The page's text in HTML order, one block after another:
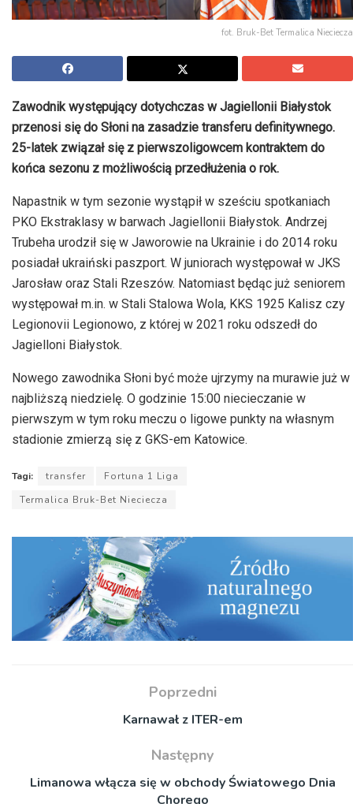
fot. Bruk-Bet Termalica Nieciecza
Zawodnik występujący dotychczas w Jagiellonii Białystok
przenosi się do Słoni na zasadzie transferu definitywnego.
25-latek związał się z pierwszoligowcem kontraktem do
końca sezonu z możliwością przedłużenia o rok.
Napastnik w tym sezonie wystąpił w sześciu spotkaniach
PKO Ekstraklasy w barwach Jagiellonii Białystok. Andrzej
Trubeha urodził się w Jaworowie na Ukrainie i do 2014 roku
posiadał ukraiński paszport. W juniorach występował w JKS
Jarosław oraz Stali Rzeszów. Natomiast będąc już seniorem
występował m.in. w Stali Stalowa Wola, KKS 1925 Kalisz czy
Legionovii Legionowo, z której w 2021 roku odszedł do
Jagielloni Białystok.
Nowego zawodnika Słoni być może ujrzymy na murawie już w
najbliższą niedzielę. O godzinie 15:00 niecieczanie w
pierwszym w tym roku meczu o ligowe punkty na własnym
stadionie zmierzą się z GKS-em Katowice.
Tagi: transfer
Fortuna 1 Liga
Termalica Bruk-Bet Nieciecza
Poprzedni
Karnawał z ITER-em
Następny
Limanowa włącza się w obchody Światowego Dnia
Chorego